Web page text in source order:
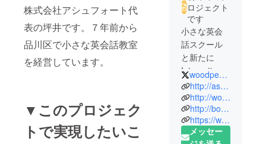
株式会社アシュフォート代
表の坪井です。７年前から
品川区で小さな英会話教室
を経営しています。
▼このプロジェク
トで実現したいこ
ロジェクト
です
小さな英会
話スクール
と新たに
International
cafe&bar/
Woodpecker
Loungeを経
営して講師
もしていま
woodpeckerkc
http://ashfort-english-school.com
http://woodpecker-lounge.com
http://boy2travel.com
https://www.facebook.com/takeshi.tsuboi
メッセー